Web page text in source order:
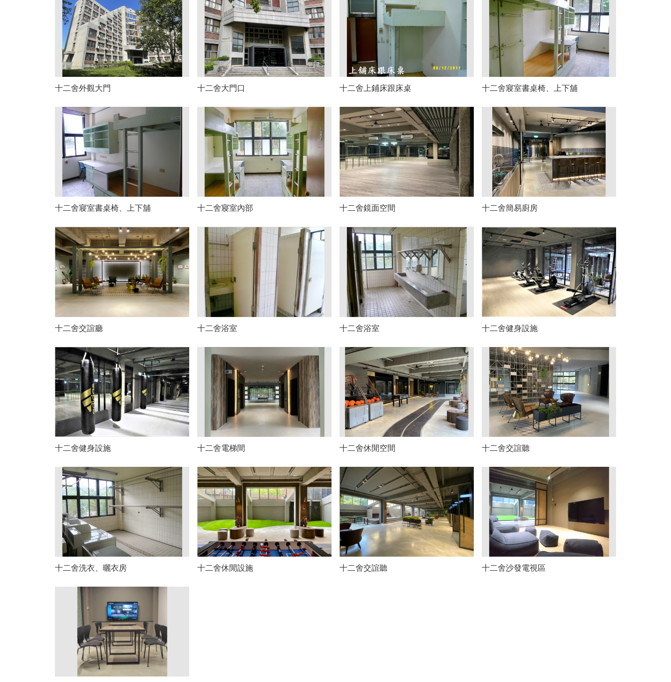
十二舍外觀大門 十二舍大門口 十二舍上鋪床跟床桌 十二舍寢室書桌椅、上下舖
十二舍寢室書桌椅、上下舖 十二舍寢室內部 十二舍鏡面空間 十二舍簡易廚房
十二舍交誼廳 十二舍浴室 十二舍浴室 十二舍健身設施
十二舍健身設施 十二舍電梯間 十二舍休閒空間 十二舍交誼聽
十二舍洗衣、曬衣房 十二舍休閒設施 十二舍交誼聽 十二舍沙發電視區